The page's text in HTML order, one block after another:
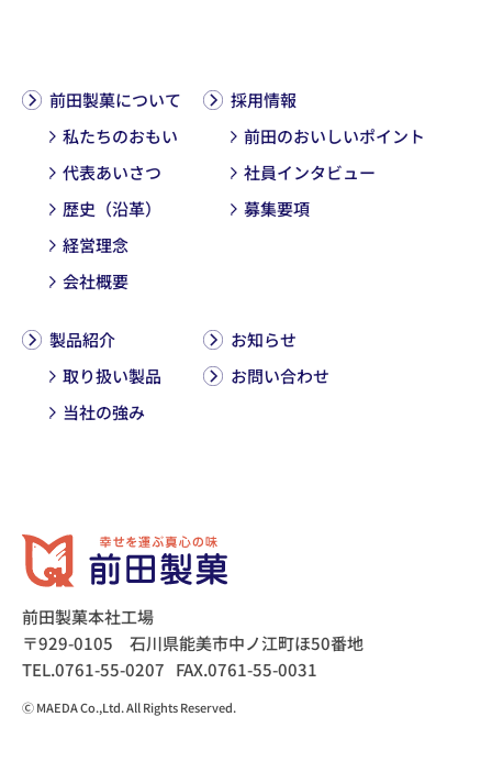
前田製菓本社工場
〒929-0105 石川県能美市中ノ江町ほ50番地
TEL.0761-55-0207 FAX.0761-55-0031
Ⓒ MAEDA Co.,Ltd. All Rights Reserved.
前田製菓について
私たちのおもい
代表あいさつ
歴史（沿革）
経営理念
会社概要
製品紹介
取り扱い製品
当社の強み
採用情報
前田のおいしいポイント
社員インタビュー
募集要項
お知らせ
お問い合わせ